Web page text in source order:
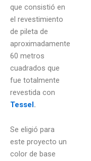
que consistió en
el revestimiento
de pileta de
aproximadamente
60 metros
cuadrados que
fue totalmente
revestida con
Tessel.
Se eligió para
este proyecto un
color de base